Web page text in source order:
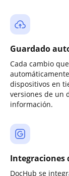
Guardado
Cada cambio
dispositivos en
versiones de un
información.
Integraciones
DocHub se